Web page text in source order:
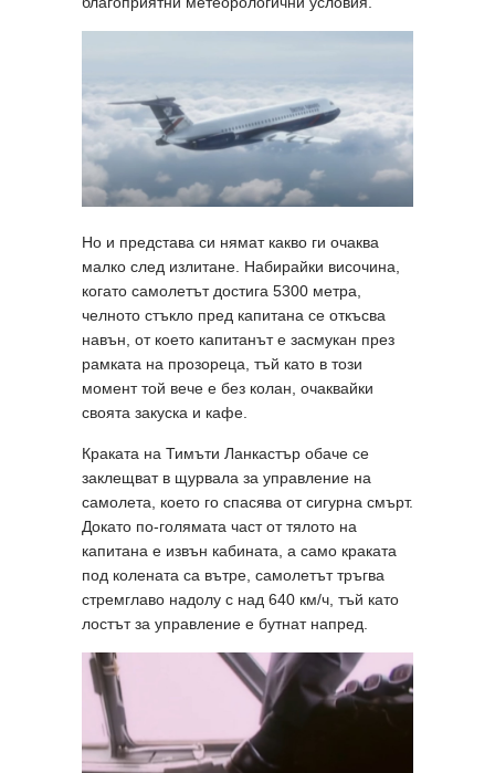
Но и представа си нямат какво ги очаква
малко след излитане. Набирайки височина,
когато самолетът достига 5300 метра,
челното стъкло пред капитана се откъсва
навън, от което капитанът е засмукан през
рамката на прозореца, тъй като в този
момент той вече е без колан, очаквайки
своята закуска и кафе.
Краката на Тимъти Ланкастър обаче се
заклещват в щурвала за управление на
самолета, което го спасява от сигурна смърт.
Докато по-голямата част от тялото на
капитана е извън кабината, а само краката
под колената са вътре, самолетът тръгва
стремглаво надолу с над 640 км/ч, тъй като
лостът за управление е бутнат напред.